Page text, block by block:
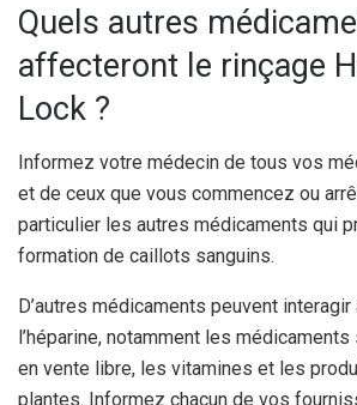
Quels autres
affecteront le rinçage
Lock ?
Informez votre médecin de tous vos
et de ceux que vous commencez ou
particulier les autres médicaments qui
formation de caillots sanguins.
D’autres médicaments peuvent
l’héparine, notamment les
en vente libre, les vitamines et les
plantes. Informez chacun de vos